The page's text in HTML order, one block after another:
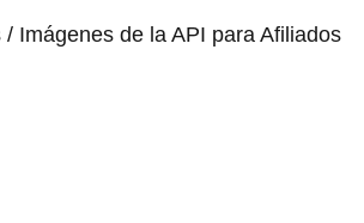
Imágenes de la API para Afiliados